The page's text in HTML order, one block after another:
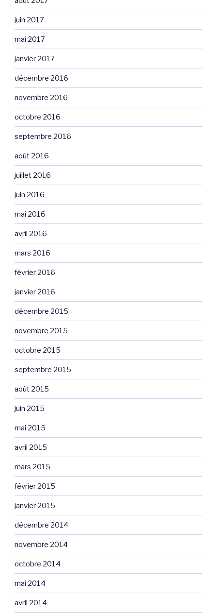
juin 2017
mai 2017
janvier 2017
décembre 2016
novembre 2016
octobre 2016
septembre 2016
août 2016
juillet 2016
juin 2016
mai 2016
avril 2016
mars 2016
février 2016
janvier 2016
décembre 2015
novembre 2015
octobre 2015
septembre 2015
août 2015
juin 2015
mai 2015
avril 2015
mars 2015
février 2015
janvier 2015
décembre 2014
novembre 2014
octobre 2014
mai 2014
avril 2014